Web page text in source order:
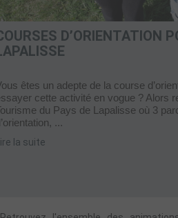
D’ORIENTATION
êtes un adepte de la course
cette activité en vogue ? Alors
du Pays de Lapalisse où 3
...
la suite